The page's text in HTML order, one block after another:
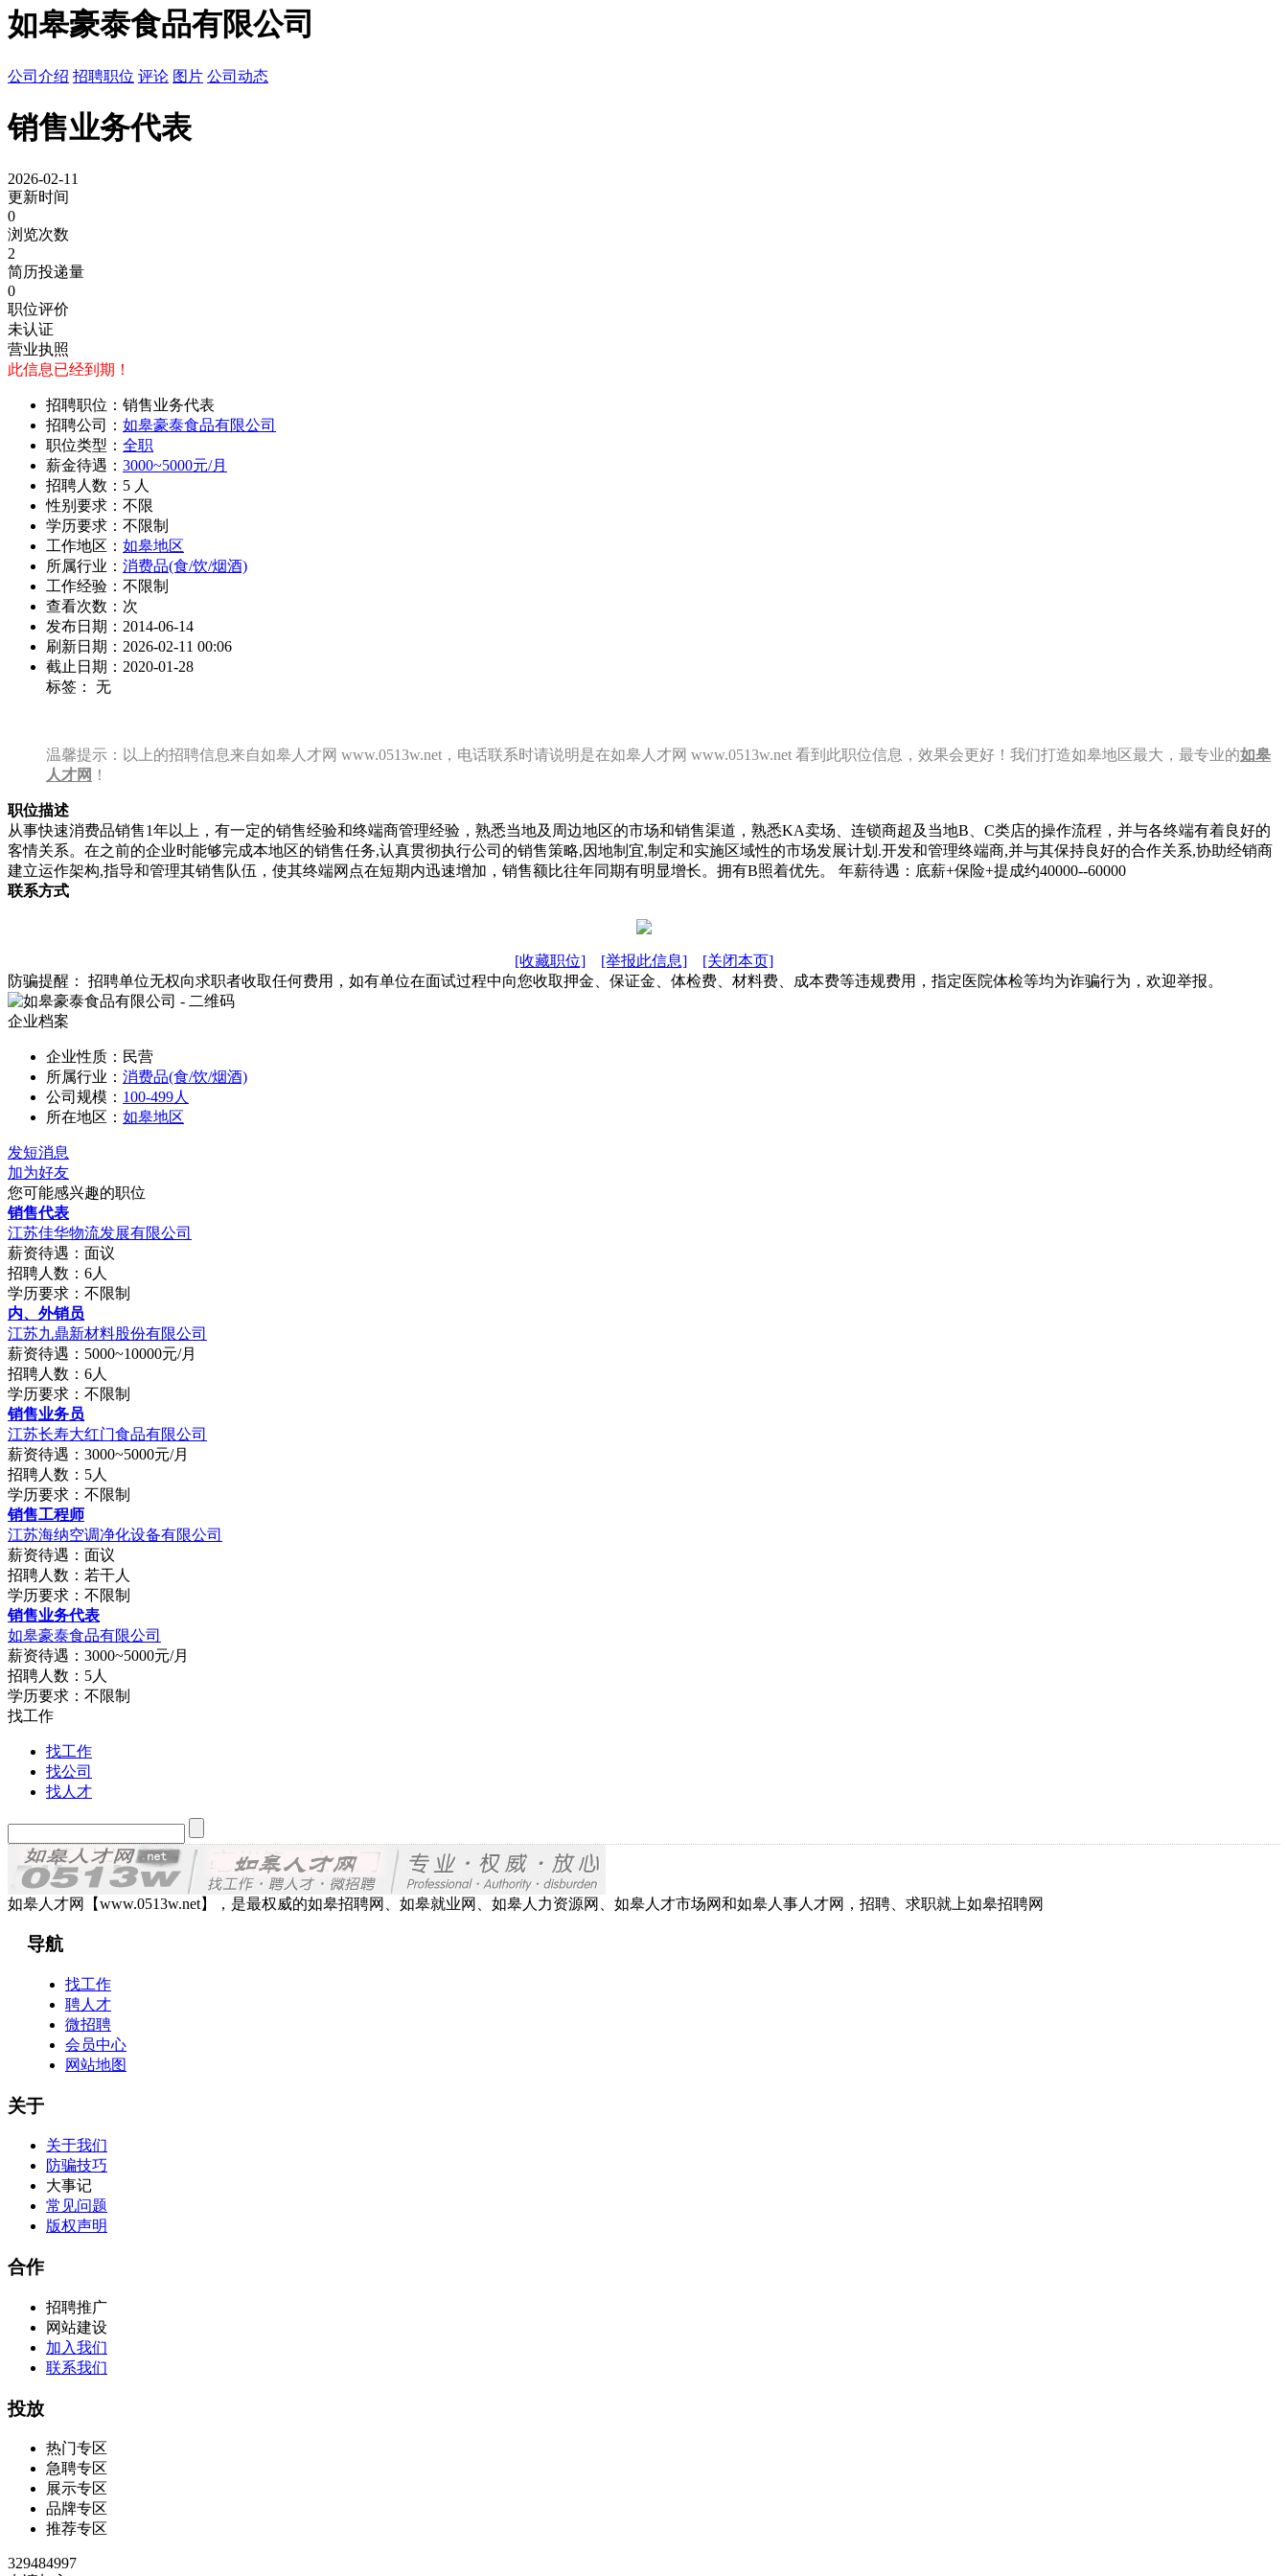
如皋豪泰食品有限公司
公司介绍 招聘职位 评论 图片 公司动态
销售业务代表
2026-02-11
更新时间
0
浏览次数
2
简历投递量
0
职位评价
未认证
营业执照
此信息已经到期！
招聘职位：销售业务代表
招聘公司： 如皋豪泰食品有限公司
职位类型： 全职
薪金待遇： 3000~5000元/月
招聘人数：5 人
性别要求：不限
学历要求：不限制
工作地区： 如皋地区
所属行业： 消费品(食/饮/烟酒)
工作经验：不限制
查看次数： 次
发布日期：2014-06-14
刷新日期：2026-02-11 00:06
截止日期：2020-01-28
标签： 无
温馨提示：以上的招聘信息来自如皋人才网 www.0513w.net，电话联系时请说明是在如皋人才网 www.0513w.net 看到此职位信息，效果会更好！我们打造如皋地区最大，最专业的如皋
人才网 ！
职位描述
从事快速消费品销售1年以上，有一定的销售经验和终端商管理经验，熟悉当地及周边地区的市场和销售渠道，熟悉KA卖场、连锁商超及当地B、C类店的操作流程，并与各终端有着良好的
客情关系。在之前的企业时能够完成本地区的销售任务,认真贯彻执行公司的销售策略,因地制宜,制定和实施区域性的市场发展计划.开发和管理终端商,并与其保持良好的合作关系,协助经销商
建立运作架构,指导和管理其销售队伍，使其终端网点在短期内迅速增加，销售额比往年同期有明显增长。拥有B照着优先。 年薪待遇：底薪+保险+提成约40000--60000
联系方式
[收藏职位] [举报此信息]
[关闭本页]
防骗提醒： 招聘单位无权向求职者收取任何费用，如有单位在面试过程中向您收取押金、保证金、体检费、材料费、成本费等违规费用，指定医院体检等均为诈骗行为，欢迎举报。
企业档案
企业性质：民营
所属行业： 消费品(食/饮/烟酒)
公司规模： 100-499人
所在地区： 如皋地区
发短消息
加为好友
您可能感兴趣的职位
销售代表
江苏佳华物流发展有限公司
薪资待遇：面议
招聘人数：6人
学历要求：不限制
内、外销员
江苏九鼎新材料股份有限公司
薪资待遇：5000~10000元/月
招聘人数：6人
学历要求：不限制
销售业务员
江苏长寿大红门食品有限公司
薪资待遇：3000~5000元/月
招聘人数：5人
学历要求：不限制
销售工程师
江苏海纳空调净化设备有限公司
薪资待遇：面议
招聘人数：若干人
学历要求：不限制
销售业务代表
如皋豪泰食品有限公司
薪资待遇：3000~5000元/月
招聘人数：5人
学历要求：不限制
找工作
找工作
找公司
找人才
如皋人才网【www.0513w.net】，是最权威的如皋招聘网、如皋就业网、如皋人力资源网、如皋人才市场网和如皋人事人才网，招聘、求职就上如皋招聘网
导航
找工作
聘人才
微招聘
会员中心
网站地图
关于
关于我们
防骗技巧
大事记
常见问题
版权声明
合作
招聘推广
网站建设
加入我们
联系我们
投放
热门专区
急聘专区
展示专区
品牌专区
推荐专区
329484997